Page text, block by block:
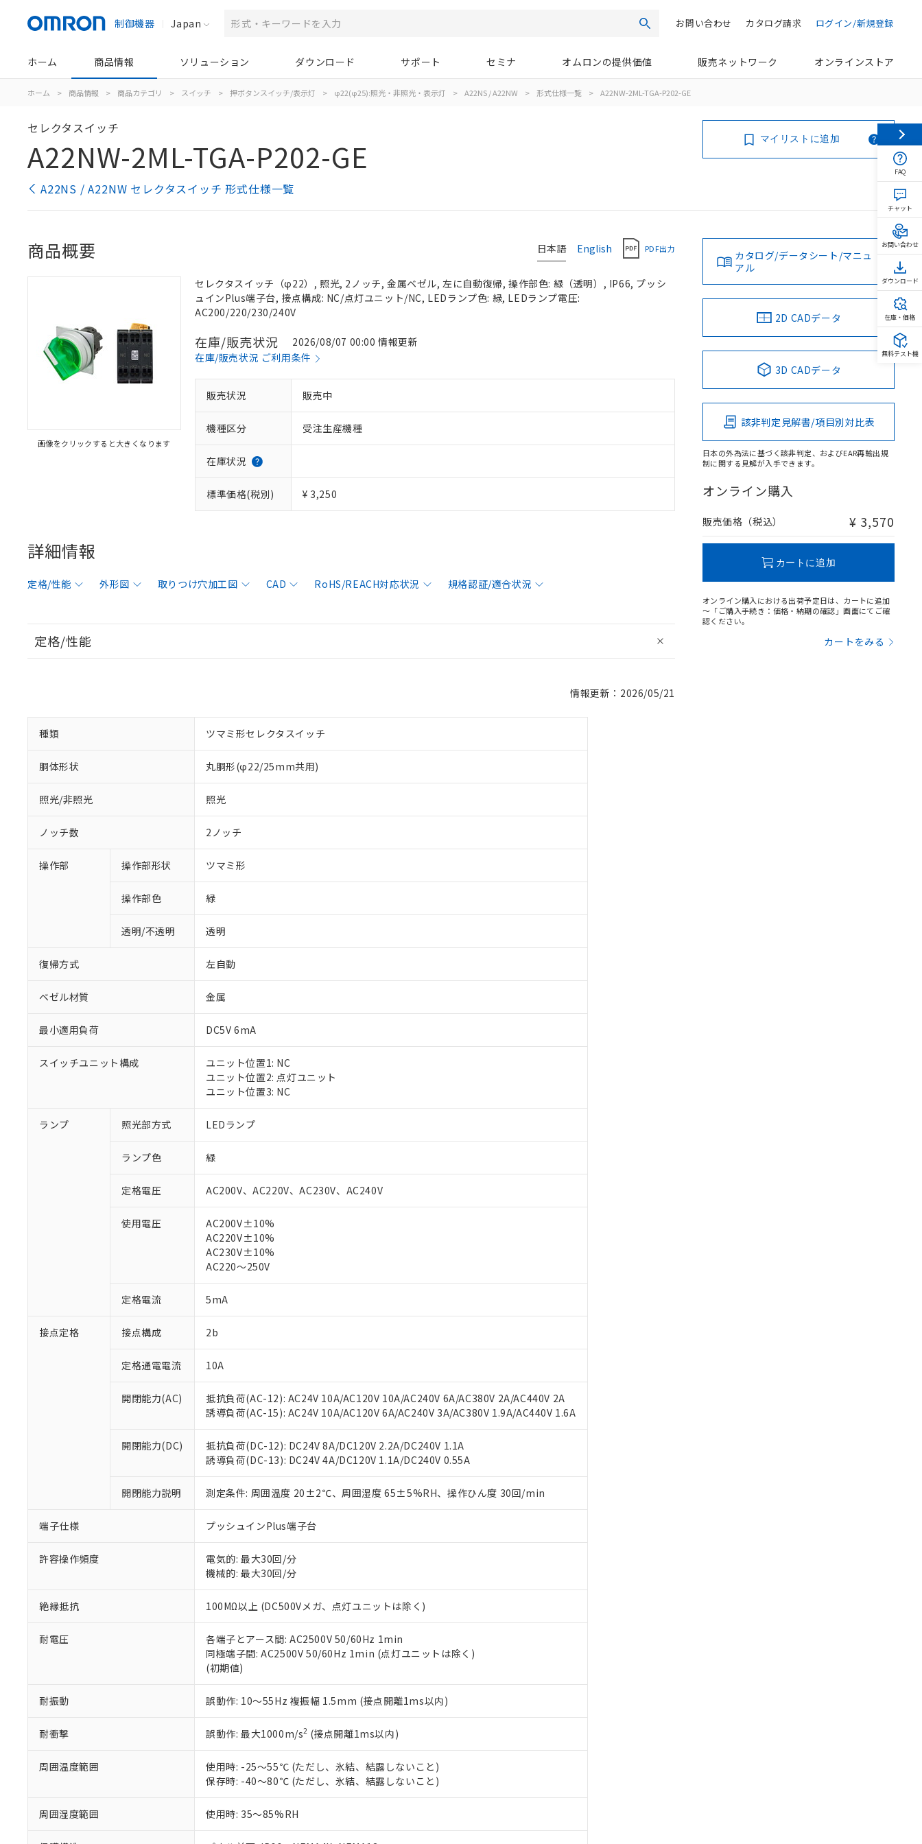
制御機器 Japan 検索 ログイン/新規登録
カタログ請求
お問い合わせ
ホーム 商品情報 ソリューション ダウンロード サポート セミナ オムロンの提供価値 販売ネットワーク オンラインストア
ホーム > 商品情報 > 商品カテゴリ > スイッチ > 押ボタンスイッチ/表示灯 > φ22(φ25):照光・非照光・表示灯 > A22NS / A22NW > 形式仕様一覧 > A22NW-2ML-TGA-P202-GE
セレクタスイッチ
A22NW-2ML-TGA-P202-GE
A22NS / A22NW セレクタスイッチ 形式仕様一覧
マイリストに追加
日本語 English PDF出力
商品概要
画像をクリックすると大きくなります
セレクタスイッチ（φ22）, 照光, 2ノッチ, 金属ベゼル, 左に自動復帰, 操作部色: 緑（透明）, IP66, プッシ
ュインPlus端子台, 接点構成: NC/点灯ユニット/NC, LEDランプ色: 緑, LEDランプ電圧:
AC200/220/230/240V
在庫/販売状況
2026/08/07 00:00 情報更新
在庫/販売状況 ご利用条件
販売状況 販売中
機種区分 受注生産機種
在庫状況
標準価格(税別) ¥ 3,250
詳細情報
定格/性能 外形図 取りつけ穴加工図 CAD RoHS/REACH対応状況 規格認証/適合状況
定格/性能
情報更新：2026/05/21
種類 ツマミ形セレクタスイッチ
胴体形状 丸胴形(φ22/25mm共用)
照光/非照光 照光
ノッチ数 2ノッチ
操作部 操作部形状 ツマミ形
操作部色 緑
透明/不透明 透明
復帰方式 左自動
ベゼル材質 金属
最小適用負荷 DC5V 6mA
スイッチユニット構成
ユニット位置1: NC
ユニット位置2: 点灯ユニット
ユニット位置3: NC
ランプ 照光部方式 LEDランプ
ランプ色 緑
定格電圧 AC200V、AC220V、AC230V、AC240V
使用電圧
AC200V±10%
AC220V±10%
AC230V±10%
AC220～250V
定格電流 5mA
接点定格 接点構成 2b
定格通電電流 10A
開閉能力(AC)
抵抗負荷(AC-12): AC24V 10A/AC120V 10A/AC240V 6A/AC380V 2A/AC440V 2A
誘導負荷(AC-15): AC24V 10A/AC120V 6A/AC240V 3A/AC380V 1.9A/AC440V 1.6A
開閉能力(DC)
抵抗負荷(DC-12): DC24V 8A/DC120V 2.2A/DC240V 1.1A
誘導負荷(DC-13): DC24V 4A/DC120V 1.1A/DC240V 0.55A
開閉能力説明 測定条件: 周囲温度 20±2℃、周囲湿度 65±5%RH、操作ひん度 30回/min
端子仕様 プッシュインPlus端子台
許容操作頻度
電気的: 最大30回/分
機械的: 最大30回/分
絶縁抵抗 100MΩ以上 (DC500Vメガ、点灯ユニットは除く)
耐電圧
各端子とアース間: AC2500V 50/60Hz 1min
同極端子間: AC2500V 50/60Hz 1min (点灯ユニットは除く)
(初期値)
耐振動 誤動作: 10～55Hz 複振幅 1.5mm (接点開離1ms以内)
耐衝撃 誤動作: 最大1000m/s2 (接点開離1ms以内)
周囲温度範囲
使用時: -25～55℃ (ただし、氷結、結露しないこと)
保存時: -40～80℃ (ただし、氷結、結露しないこと)
周囲湿度範囲 使用時: 35～85%RH
カタログ/データシート/マニュ
アル
2D CADデータ
3D CADデータ
該非判定見解書/項目別対比表
日本の外為法に基づく該非判定、およびEAR再輸出規
制に関する見解が入手できます。
オンライン購入
販売価格（税込） ¥ 3,570
カートに追加
オンライン購入における出荷予定日は、カートに追加
～「ご購入手続き：価格・納期の確認」画面にてご確
認ください。
カートをみる
ご利用条件
以下の条件をお読みいただき、同意のうえご利用ください。
本サービスは、当社制御機器事業取扱商品の当社在庫状況および標準価格(税抜)を提供させていただ
当社販売員にご相談ください。
オムロン制御機器販売店や当社販売拠点は「販売ネットワーク
」をご確認ください。
在庫状況および標準価格結果を当社の事前の承諾なく第三者に漏洩または開示しないようお願いしま
す。
マイパーツ機能（部品リスト作成サービス）をご利用いただくには、I-Webメンバーズにご登録され
ている必要があります。
お客様が当ウェブサイト上で当社にご登録された部品リストについて、当社および当社の共同利用者
さい。
※当社の共同利用者とは、"個人情報の共同利用に関して"
の「1.共同利用者の範囲」に記載されて
いる法人を指します。
※1 対応状況
対応予定なし：EU RoHS指令（10物質）の非含有に非対応の商品で、対応品を出す予定はありません。
調査・確認中：EU RoHS指令（10物質）の非含有の対応状況を調査中または確認中の商品です。
非該当品：ライセンス料など無形物で、有害物質有無と関係のない商品です。
仕入先様の事情により、非含有部品としていたものが、含有品と判明した場合などやむを得ず変更すること
があります。
*EU RoHS指令（10物質）：
鉛(Pb) 1000ppm以下、 水銀(Hg) 1000ppm以下、 カドミウム(Cd) 100ppm以下、
六価クロム(Cr(Ⅵ)) 1000ppm以下、ポリ臭化ビフェニル類(PBB) 1000ppm以下、ポリ臭化ジフェニルエーテル類(PBDE) 1000ppm以下、
フタル酸ビス(2-エチルヘキシル) (DEHP)(別名：DOP) 1000ppm以下、フタル酸ブチルベンジル（BBP） 1000ppm以下、フタル酸ジブチ
※2 対応予定月
部品在庫の切り替え状況などにより、予定月が前後することがあります。
※3 非含有証明書ダウンロード
下記の非含有証明書をダウンロードすることができます。
EU RoHS指令（10物質）の非含有証明書
51物質の非含有証明書（当社基準）
※本証明書は発行日時点で非含有を証明するもので、過去に遡って非含有を証明するものではありません。
また、RoHS指令のフタル酸エステル類４物質の対応では、対応完了までの期間は出荷製品に未対応品が
混在することから備考欄に対応日を記載しておりました。
既に当社にて対応品への在庫切替を完了していることから、特段のことがない限り、2022年1月12日よ
り割愛しております。
※1 中国RoHS○×表
「○」：最大均質材料含有率が中国RoHSの基準値以下であることを示します。
「－」：未確認です。当社販売部門へお問い合わせください。
DBP(フタル酸ジブチル) : 1000ppm、 DIBP(フタル酸ジイソブチル) : 1000ppm、 BBP(フタル酸ブチルベンジル) : 1000ppm、
DEHP(フタル酸ビス(2-エチルヘキシル)) : 1000ppm
※2 環境保護使用期限
「ｅ」：有害物質（10物質）のすべてが基準値以下であることを示します。
「10」：通常の使用状況下において有害物質が外部に漏えいし、環境に深刻な影響を及ぼさない年数を意
味します。
「－」：未確認です。当社販売部門へお問い合わせください。
当社は、これら貴社製品のうち、外国為替および外国貿易法に定める商品（以下｢規制貨物等」とい
などの必要な手続きをとります。
当社は、貴社製品を第三者に販売する場合は、上記1、2および3の内容を当該第三者に通知します。
また当社は、販売先および販売に係わる関係者が違法に輸出するおそれがある場合は、取り引きをい
たしません。
合意する キャンセル
号
○ 一定数以上の在庫あり
△ 一定数には満たないが在庫あり
－
在庫なし(最新の在庫状況については、お客様のお取引先、またはお客様担当のオムロン制御
機器販売店・当社販売員にご確認ください)
空
白
受注生産機種、また在庫状況の情報を公開していない機種
FAQ
チャット
お問い合わせ
ダウンロード
在庫・価格
無料テスト機